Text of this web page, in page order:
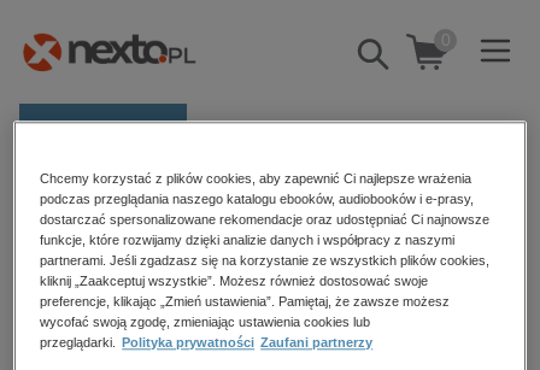
Pokaż/schowaj
wyszukiwarkę
0
E-prasa
Kategorie
Zobacz wszystkie E-prasa
budownictwo, aranżacja wnętrz
biznesowe, branżowe, gospodarka
Strona główna Jacek Rąbkowski
Jacek Rąbkowski
Chcemy korzystać z plików cookies, aby zapewnić Ci najlepsze wrażenia
podczas przeglądania naszego katalogu ebooków, audiobooków i e-prasy,
dostarczać spersonalizowane rekomendacje oraz udostępniać Ci najnowsze
funkcje, które rozwijamy dzięki analizie danych i współpracy z naszymi
partnerami. Jeśli zgadzasz się na korzystanie ze wszystkich plików cookies,
kliknij „Zaakceptuj wszystkie”. Możesz również dostosować swoje
preferencje, klikając „Zmień ustawienia”. Pamiętaj, że zawsze możesz
wycofać swoją zgodę, zmieniając ustawienia cookies lub
przeglądarki.
Polityka prywatności Zaufani partnerzy